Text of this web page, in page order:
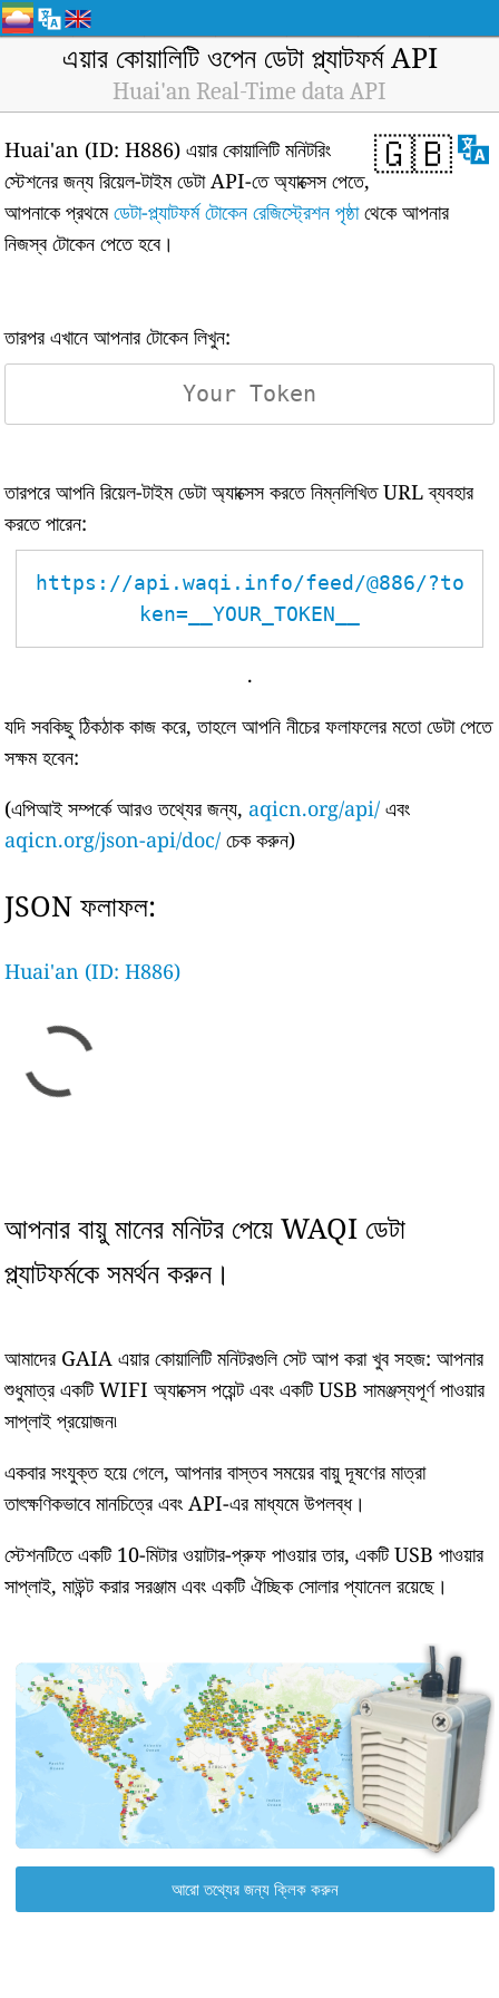
এয়ার কোয়ালিটি ওপেন ডেটা প্ল্যাটফর্ম API
Huai'an Real-Time data API
🇬🇧
Huai'an (ID: H886) এয়ার কোয়ালিটি মনিটরিং
স্টেশনের জন্য রিয়েল-টাইম ডেটা API-তে অ্যাক্সেস পেতে,
আপনাকে প্রথমেডেটা-প্ল্যাটফর্ম টোকেন রেজিস্ট্রেশন পৃষ্ঠাথেকে আপনার
নিজস্ব টোকেন পেতে হবে।
তারপর এখানে আপনার টোকেন লিখুন:
তারপরে আপনি রিয়েল-টাইম ডেটা অ্যাক্সেস করতে নিম্নলিখিত URL ব্যবহার
করতে পারেন:
https://api.waqi.info/feed/@886/?to
ken=__YOUR_TOKEN__
.
যদি সবকিছু ঠিকঠাক কাজ করে, তাহলে আপনি নীচের ফলাফলের মতো ডেটা পেতে
সক্ষম হবেন:
(এপিআই সম্পর্কে আরও তথ্যের জন্য, aqicn.org/api/ এবং
aqicn.org/json-api/doc/ চেক করুন)
JSON ফলাফল:
Huai'an (ID: H886)
আপনার বায়ু মানের মনিটর পেয়ে WAQI ডেটা
প্ল্যাটফর্মকে সমর্থন করুন।
আমাদের GAIA এয়ার কোয়ালিটি মনিটরগুলি সেট আপ করা খুব সহজ: আপনার
শুধুমাত্র একটি WIFI অ্যাক্সেস পয়েন্ট এবং একটি USB সামঞ্জস্যপূর্ণ পাওয়ার
সাপ্লাই প্রয়োজন৷
একবার সংযুক্ত হয়ে গেলে, আপনার বাস্তব সময়ের বায়ু দূষণের মাত্রা
তাৎক্ষণিকভাবে মানচিত্রে এবং API-এর মাধ্যমে উপলব্ধ।
স্টেশনটিতে একটি 10-মিটার ওয়াটার-প্রুফ পাওয়ার তার, একটি USB পাওয়ার
সাপ্লাই, মাউন্ট করার সরঞ্জাম এবং একটি ঐচ্ছিক সোলার প্যানেল রয়েছে।
আরো তথ্যের জন্য ক্লিক করুন